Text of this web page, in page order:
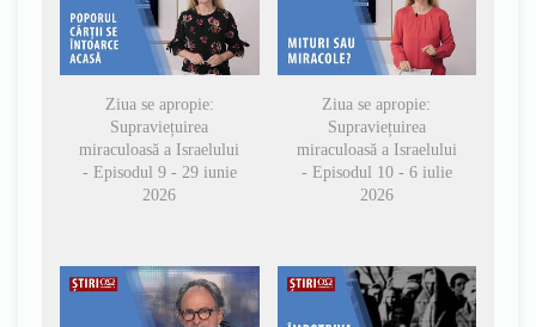
Ziua se apropie:
Supraviețuirea
miraculoasă a Israelului
- Episodul 9 - 29 iunie
2026
Ziua se apropie:
Supraviețuirea
miraculoasă a Israelului
- Episodul 10 - 6 iulie
2026